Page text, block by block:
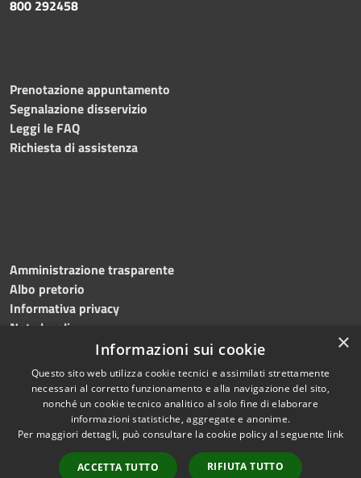
800 292458
Prenotazione appuntamento
Segnalazione disservizio
Leggi le FAQ
Richiesta di assistenza
Amministrazione trasparente
Albo pretorio
Informativa privacy
Note legali
Dichiarazione di accessibilità
Accessibilità
Copyright © 2026 • Comune di
Roncade • Powered by
Municipium•
Accesso
×
Informazioni sui cookie
Questo sito web utilizza cookie tecnici e assimilati strettamente
necessari al corretto funzionamento e alla navigazione del sito,
nonché un cookie tecnico analitico al solo fine di elaborare
informazioni statistiche, aggregate e anonime.
Per maggiori dettagli, può consultare la cookie policy al seguente link
ACCETTA TUTTO RIFIUTA TUTTO